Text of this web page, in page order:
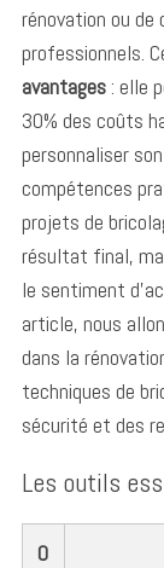
rénovation ou de
professionnels.
avantages: elle
30% des coûts
personnaliser
compétences
projets de
résultat final,
le sentiment
article, nous
dans la
techniques de
sécurité et des
Les outils
O